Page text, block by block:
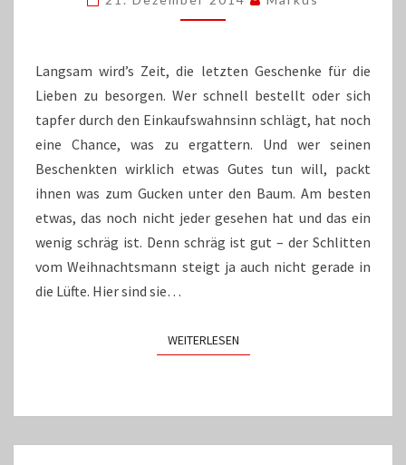
UNTERM
Langsam wird’s Zeit, die letzten Geschenke für die
Lieben zu besorgen. Wer schnell bestellt oder sich
tapfer durch den Einkaufswahnsinn schlägt, hat noch
eine Chance, was zu ergattern. Und wer seinen
Beschenkten wirklich etwas Gutes tun will, packt
ihnen was zum Gucken unter den Baum. Am besten
etwas, das noch nicht jeder gesehen hat und das ein
wenig schräg ist. Denn schräg ist gut – der Schlitten
vom Weihnachtsmann steigt ja auch nicht gerade in
die Lüfte. Hier sind sie…
WEITERLESENWEITERLESEN